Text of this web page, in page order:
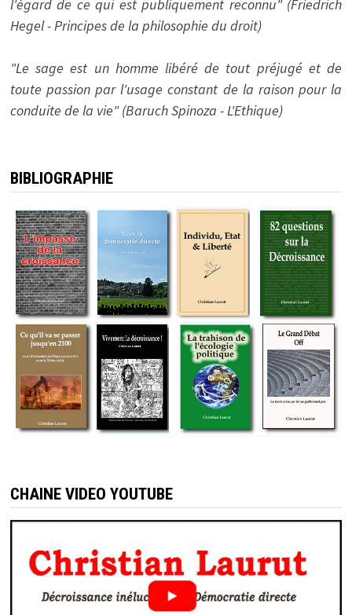
l'égard de ce qui est publiquement reconnu" (Friedrich
Hegel - Principes de la philosophie du droit)
"Le sage est un homme libéré de tout préjugé et de
toute passion par l'usage constant de la raison pour la
conduite de la vie" (Baruch Spinoza - L'Ethique)
BIBLIOGRAPHIE
CHAINE VIDEO YOUTUBE